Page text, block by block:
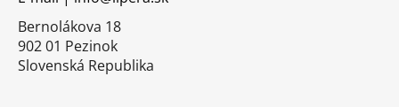
Bernolákova 18
902 01 Pezinok
Slovenská Republika